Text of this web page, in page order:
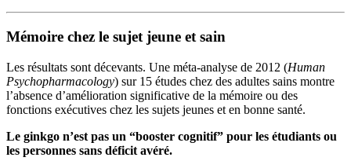
Mémoire chez le sujet jeune et sain
Les résultats sont décevants. Une méta-analyse de 2012 (Human
Psychopharmacology) sur 15 études chez des adultes sains montre
l’absence d’amélioration significative de la mémoire ou des
fonctions exécutives chez les sujets jeunes et en bonne santé.
Le ginkgo n’est pas un “booster cognitif” pour les étudiants ou
les personnes sans déficit avéré.